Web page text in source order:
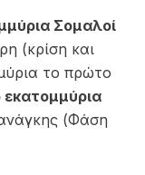
Σομαλοί
(κρίση και
το πρώτο
εκατομμύρια
ανάγκης (Φάση